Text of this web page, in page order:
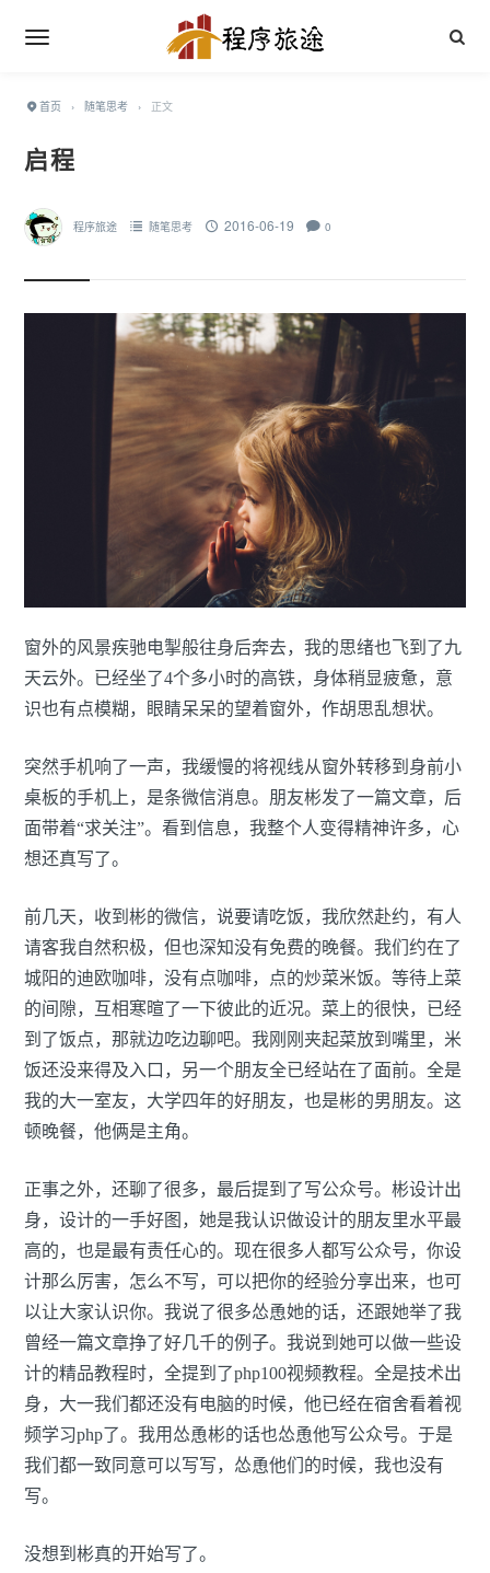
首页 › 随笔思考 › 正文
启程
程序旅途 随笔思考 2016-06-19 0
窗外的风景疾驰电掣般往身后奔去，我的思绪也飞到了九
天云外。已经坐了4个多小时的高铁，身体稍显疲惫，意
识也有点模糊，眼睛呆呆的望着窗外，作胡思乱想状。
突然手机响了一声，我缓慢的将视线从窗外转移到身前小
桌板的手机上，是条微信消息。朋友彬发了一篇文章，后
面带着“求关注”。看到信息，我整个人变得精神许多，心
想还真写了。
前几天，收到彬的微信，说要请吃饭，我欣然赴约，有人
请客我自然积极，但也深知没有免费的晚餐。我们约在了
城阳的迪欧咖啡，没有点咖啡，点的炒菜米饭。等待上菜
的间隙，互相寒暄了一下彼此的近况。菜上的很快，已经
到了饭点，那就边吃边聊吧。我刚刚夹起菜放到嘴里，米
饭还没来得及入口，另一个朋友全已经站在了面前。全是
我的大一室友，大学四年的好朋友，也是彬的男朋友。这
顿晚餐，他俩是主角。
正事之外，还聊了很多，最后提到了写公众号。彬设计出
身，设计的一手好图，她是我认识做设计的朋友里水平最
高的，也是最有责任心的。现在很多人都写公众号，你设
计那么厉害，怎么不写，可以把你的经验分享出来，也可
以让大家认识你。我说了很多怂恿她的话，还跟她举了我
曾经一篇文章挣了好几千的例子。我说到她可以做一些设
计的精品教程时，全提到了php100视频教程。全是技术出
身，大一我们都还没有电脑的时候，他已经在宿舍看着视
频学习php了。我用怂恿彬的话也怂恿他写公众号。于是
我们都一致同意可以写写，怂恿他们的时候，我也没有
写。
没想到彬真的开始写了。